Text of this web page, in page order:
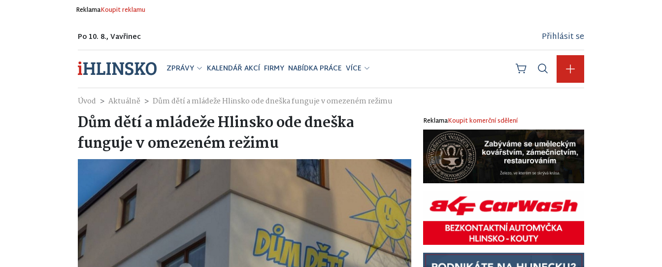
ReklamaKoupit reklamu
Po 10. 8., Vavřinec Přihlásit se
ZPRÁVY KALENDÁŘ AKCÍ FIRMY NABÍDKA PRÁCE VÍCE
Úvod Aktuálně Dům dětí a mládeže Hlinsko ode dneška funguje v omezeném režimu
Dům dětí a mládeže Hlinsko ode dneška
funguje v omezeném režimu
ReklamaKoupit komerční sdělení